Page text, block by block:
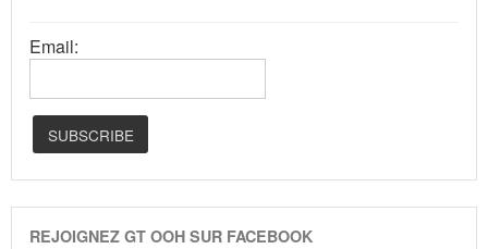
Email:
REJOIGNEZ GT OOH SUR FACEBOOK